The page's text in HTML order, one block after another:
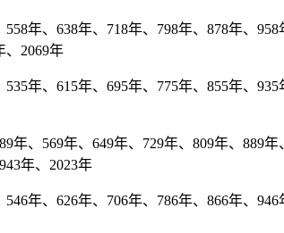
年、638年、718年、798年、878年、
、2069年
年、615年、695年、775年、855年、
、569年、649年、729年、809年、889年
年、2023年
年、626年、706年、786年、866年、